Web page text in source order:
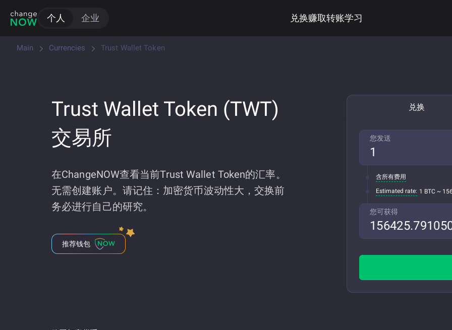
个人 企业 兑换赚取转账学习
Main Currencies Trust Wallet Token
Trust Wallet Token (TWT)
交易所
在ChangeNOW查看当前Trust Wallet Token的汇率。
无需创建账户。请记住：加密货币波动性大，交换前
务必进行自己的研究。
推荐钱包
兑换
您发送
含所有费用
Estimated rate: 1 BTC ~
您可获得